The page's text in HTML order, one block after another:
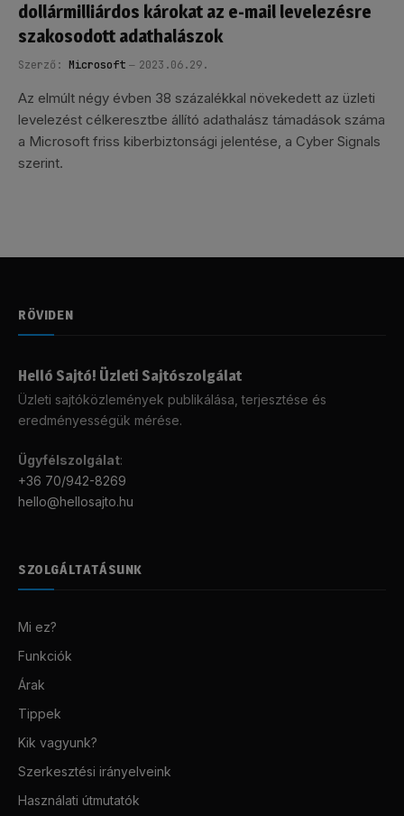
dollármilliárdos károkat az e-mail levelezésre
szakosodott adathalászok
Szerző: Microsoft 2023.06.29.
Az elmúlt négy évben 38 százalékkal növekedett az üzleti
levelezést célkeresztbe állító adathalász támadások száma
a Microsoft friss kiberbiztonsági jelentése, a Cyber Signals
szerint.
RÖVIDEN
Helló Sajtó! Üzleti Sajtószolgálat
Üzleti sajtóközlemények publikálása, terjesztése és
eredményességük mérése.
Ügyfélszolgálat:
+36 70/942-8269
hello@hellosajto.hu
SZOLGÁLTATÁSUNK
Mi ez?
Funkciók
Árak
Tippek
Kik vagyunk?
Szerkesztési irányelveink
Használati útmutatók